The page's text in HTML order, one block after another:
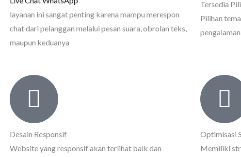
layanan ini sangat penting karena mampu merespon
chat dari pelanggan melalui pesan suara, obrolan teks,
maupun keduanya
Tersedia
Pilihan
Desain Responsif
Website yang responsif akan terlihat baik dan
Optimisasi
Memiliki